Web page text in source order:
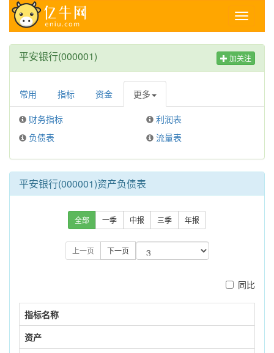
Toggle
平安银行(000001) 加关注
常用 指标 资金 更多
财务指标
利润表
负债表
流量表
平安银行(000001)资产负债表
全部 一季 中报 三季 年报
上一页 下一页
同比
指标名称
资产